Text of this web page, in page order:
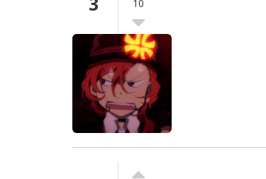
10